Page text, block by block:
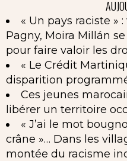
« Un pays raciste »
Pagny, Moira Millán
pour faire valoir les
« Le Crédit
disparition
Ces jeunes
libérer un territoire
« J’ai le mot
crâne »… Dans les
montée du racisme